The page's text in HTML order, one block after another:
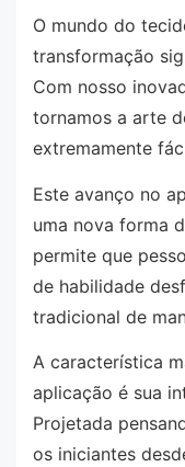
O mundo do
transformação
Com nosso
tornamos a arte
extremamente
Este avanço no
uma nova forma
permite que
de habilidade
tradicional de
A característica
aplicação é sua
Projetada
os iniciantes